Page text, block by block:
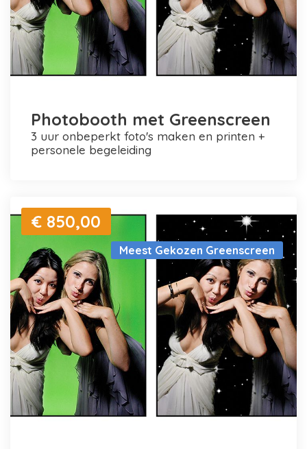
Photobooth met Greenscreen
3 uur onbeperkt foto's maken en printen +
personele begeleiding
Meest Gekozen Greenscreen
€ 850,00